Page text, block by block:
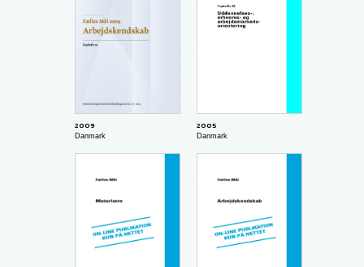
2009
Danmark
2005
Danmark